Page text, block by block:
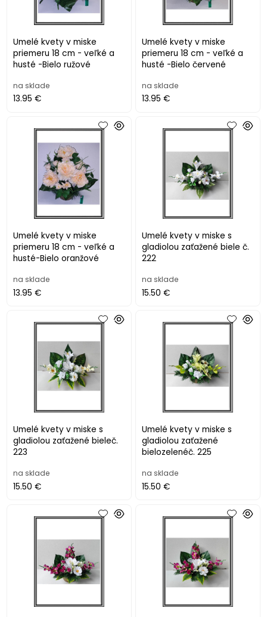
Umelé kvety v miske
priemeru 18 cm - veľké a
husté -Bielo ružové
na sklade
13.95 €
Umelé kvety v miske
priemeru 18 cm - veľké a
husté -Bielo červené
na sklade
13.95 €
Umelé kvety v miske
priemeru 18 cm - veľké a
husté-Bielo oranžové
na sklade
13.95 €
Umelé kvety v miske s
gladiolou zaťažené biele č.
222
na sklade
15.50 €
Umelé kvety v miske s
gladiolou zaťažené bieleč.
223
na sklade
15.50 €
Umelé kvety v miske s
gladiolou zaťažené
bielozelenéč. 225
na sklade
15.50 €